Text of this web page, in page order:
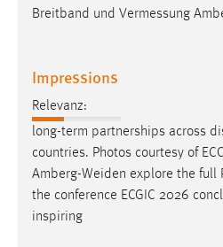
Breitband und Vermessung
Impressions
Relevanz:
long-term partnerships across
countries. Photos courtesy of
Amberg-Weiden explore the full
the conference ECGIC 2026
inspiring